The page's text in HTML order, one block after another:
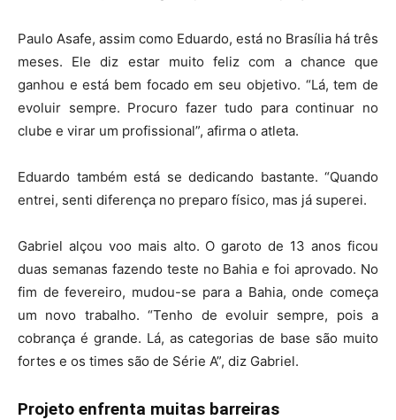
Paulo Asafe, assim como Eduardo, está no Brasília há três
meses. Ele diz estar muito feliz com a chance que
ganhou e está bem focado em seu objetivo. “Lá, tem de
evoluir sempre. Procuro fazer tudo para continuar no
clube e virar um profissional”, afirma o atleta.
Eduardo também está se dedicando bastante. “Quando
entrei, senti diferença no preparo físico, mas já superei.
Gabriel alçou voo mais alto. O garoto de 13 anos ficou
duas semanas fazendo teste no Bahia e foi aprovado. No
fim de fevereiro, mudou-se para a Bahia, onde começa
um novo trabalho. “Tenho de evoluir sempre, pois a
cobrança é grande. Lá, as categorias de base são muito
fortes e os times são de Série A”, diz Gabriel.
Projeto enfrenta muitas barreiras